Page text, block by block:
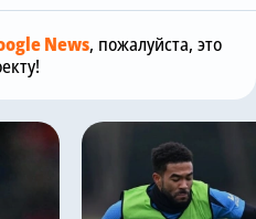
News, пожалуйста, это